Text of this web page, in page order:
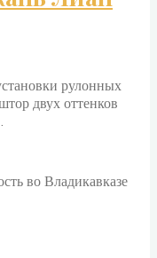
рулонных
двух оттенков